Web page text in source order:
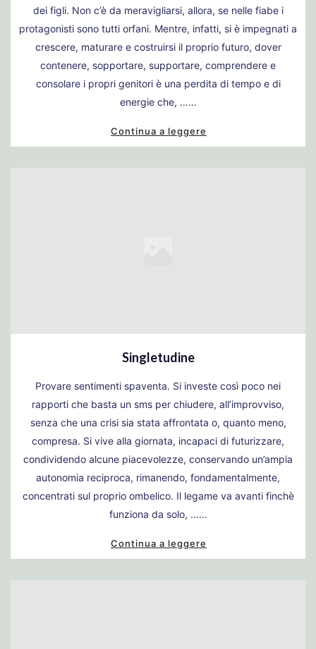
dei figli. Non c’è da meravigliarsi, allora, se nelle fiabe i
protagonisti sono tutti orfani. Mentre, infatti, si è impegnati a
crescere, maturare e costruirsi il proprio futuro, dover
contenere, sopportare, supportare, comprendere e
consolare i propri genitori è una perdita di tempo e di
energie che, ……
Continua a leggere
Singletudine
Provare sentimenti spaventa. Si investe così poco nei
rapporti che basta un sms per chiudere, all’improvviso,
senza che una crisi sia stata affrontata o, quanto meno,
compresa. Si vive alla giornata, incapaci di futurizzare,
condividendo alcune piacevolezze, conservando un’ampia
autonomia reciproca, rimanendo, fondamentalmente,
concentrati sul proprio ombelico. Il legame va avanti finchè
funziona da solo, ……
Continua a leggere